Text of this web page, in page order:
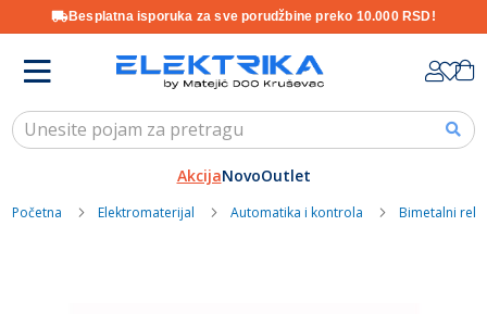
Besplatna isporuka za sve porudžbine preko 10.000 RSD!
Content
AkcijaNovoOutlet
Početna Elektromaterijal Automatika i kontrola Bimetalni